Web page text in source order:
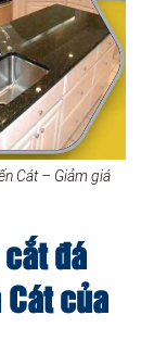
Cát – Giảm giá
cắt đá
Cát của